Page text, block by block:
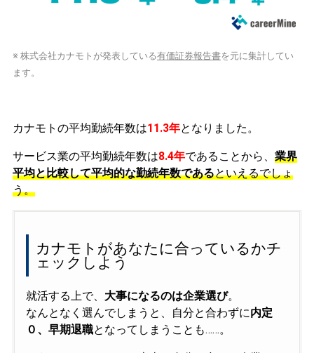
※ 株式会社カナモトが発表している有価証券報告書を元に集計してい
ます。
カナモトの平均勤続年数は11.3年となりました。
サービス業の平均勤続年数は8.4年であることから、 業界
平均と比較して平均的な勤続年数であるといえるでしょ
う。
カナモトがあなたに合っているかチ
ェックしよう
就活する上で、 大事になるのは企業選び。
なんとなく選んでしまうと、自分と合わずに内定
０、早期退職となってしまうことも……。